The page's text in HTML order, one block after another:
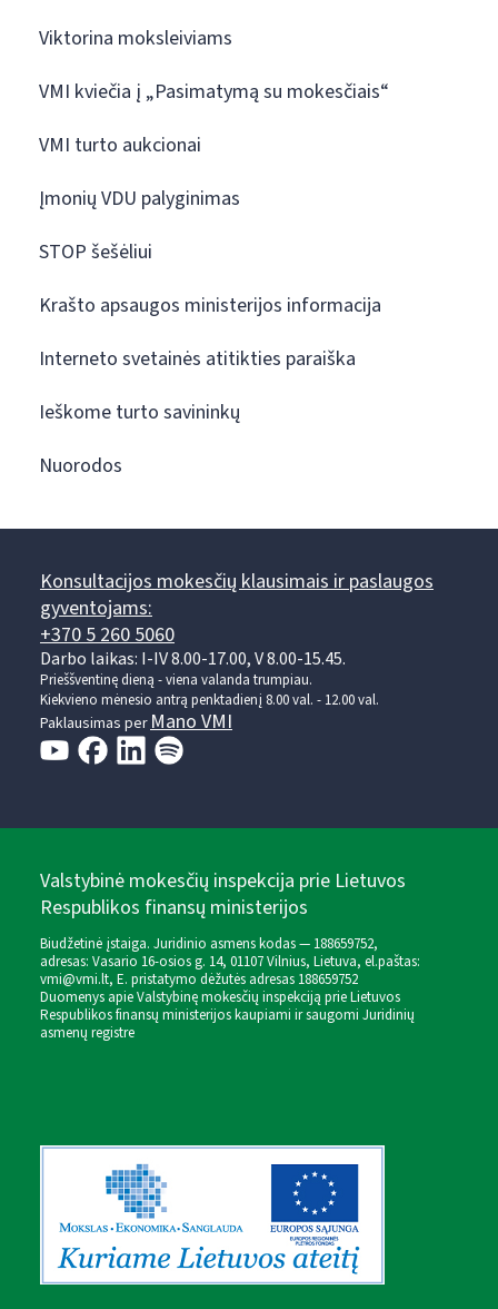
Viktorina moksleiviams
VMI kviečia į „Pasimatymą su mokesčiais“
VMI turto aukcionai
Įmonių VDU palyginimas
STOP šešėliui
Krašto apsaugos ministerijos informacija
Interneto svetainės atitikties paraiška
Ieškome turto savininkų
Nuorodos
Konsultacijos mokesčių klausimais ir paslaugos
gyventojams:
+370 5 260 5060
Darbo laikas: I-IV 8.00-17.00, V 8.00-15.45.
Prieššventinę dieną - viena valanda trumpiau.
Kiekvieno mėnesio antrą penktadienį 8.00 val. - 12.00 val.
Paklausimas per Mano VMI
Valstybinė mokesčių inspekcija prie Lietuvos
Respublikos finansų ministerijos
Biudžetinė įstaiga. Juridinio asmens kodas — 188659752,
adresas: Vasario 16-osios g. 14, 01107 Vilnius, Lietuva, el.paštas:
vmi@vmi.lt, E. pristatymo dėžutės adresas 188659752
Duomenys apie Valstybinę mokesčių inspekciją prie Lietuvos
Respublikos finansų ministerijos kaupiami ir saugomi Juridinių
asmenų registre